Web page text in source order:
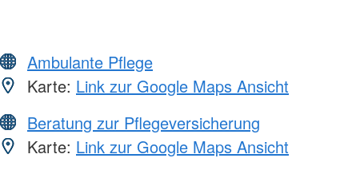
Ambulante Pflege
Karte: Link zur Google Maps Ansicht
Beratung zur Pflegeversicherung
Karte: Link zur Google Maps Ansicht